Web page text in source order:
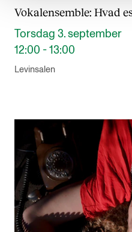
Vokalensemble: Hvad
Torsdag 3. september
12:00 - 13:00
Levinsalen